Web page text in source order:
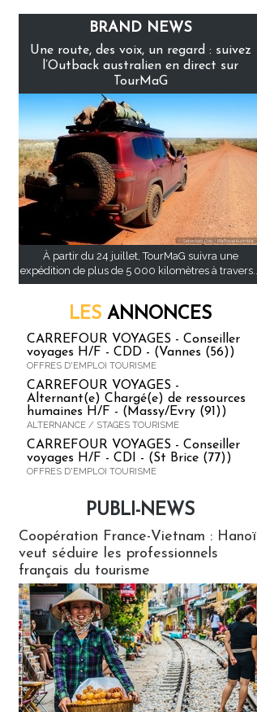
BRAND NEWS
Une route, des voix, un regard : suivez
l’Outback australien en direct sur
TourMaG
À partir du 24 juillet, TourMaG suivra une
expédition de plus de 5 000 kilomètres à travers...
LES ANNONCES
CARREFOUR VOYAGES - Conseiller
voyages H/F - CDD - (Vannes (56))
OFFRES D'EMPLOI TOURISME
CARREFOUR VOYAGES -
Alternant(e) Chargé(e) de ressources
humaines H/F - (Massy/Evry (91))
ALTERNANCE / STAGES TOURISME
CARREFOUR VOYAGES - Conseiller
voyages H/F - CDI - (St Brice (77))
OFFRES D'EMPLOI TOURISME
PUBLI-NEWS
Coopération France-Vietnam : Hanoï
veut séduire les professionnels
français du tourisme